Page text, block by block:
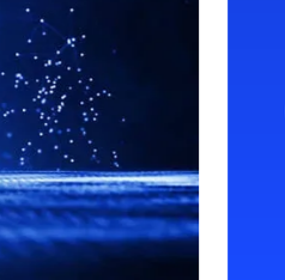
智慧，助力企业构建成功蓝
成果。